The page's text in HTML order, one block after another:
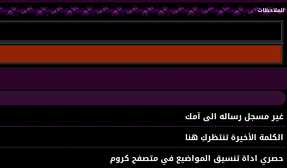
الملاحظات
غير مسجل رساله الى آمك
الكلمة الأخيرة تنتظركِ هنا
حصري اداة تنسيق المواضيع في متصفح كروم